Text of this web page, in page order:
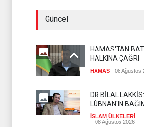
Güncel
HAMAS'TAN
HALKINA ÇAĞRI
HAMAS 08 Ağustos
DR BİLAL LAKKİS:
LÜBNAN'IN
OLMASI
İSLAM ÜLKELERİ
08 Ağustos 2026